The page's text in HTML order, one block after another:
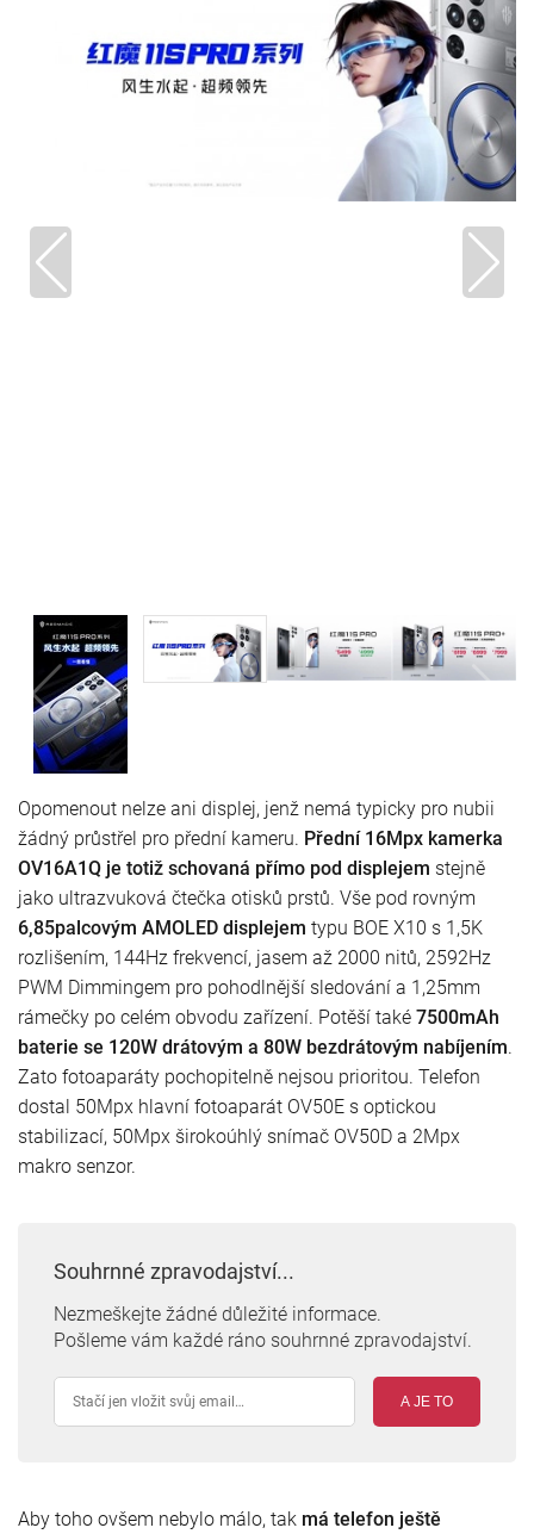
Opomenout nelze ani displej, jenž nemá typicky pro nubii
žádný průstřel pro přední kameru. Přední 16Mpx kamerka
OV16A1Q je totiž schovaná přímo pod displejem stejně
jako ultrazvuková čtečka otisků prstů. Vše pod rovným
6,85palcovým AMOLED displejem typu BOE X10 s 1,5K
rozlišením, 144Hz frekvencí, jasem až 2000 nitů, 2592Hz
PWM Dimmingem pro pohodlnější sledování a 1,25mm
rámečky po celém obvodu zařízení. Potěší také 7500mAh
baterie se 120W drátovým a 80W bezdrátovým nabíjením.
Zato fotoaparáty pochopitelně nejsou prioritou. Telefon
dostal 50Mpx hlavní fotoaparát OV50E s optickou
stabilizací, 50Mpx širokoúhlý snímač OV50D a 2Mpx
makro senzor.
Souhrnné zpravodajství...
Nezmeškejte žádné důležité informace.
Pošleme vám každé ráno souhrnné zpravodajství.
A JE TO
Aby toho ovšem nebylo málo, tak má telefon ještě